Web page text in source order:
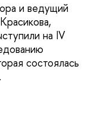
и ведущий
на IV
состоялась